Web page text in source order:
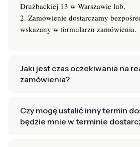
Drużbackiej 13 w Warszawie lub,
2. Zamówienie dostarczamy
wskazany w formularzu zamówienia.
Jaki jest czas oczekiwania na
zamówienia?
Czy mogę ustalić inny termin
będzie mnie w terminie